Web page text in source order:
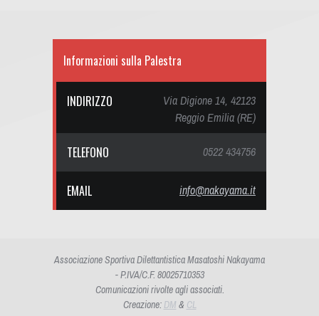
Informazioni sulla Palestra
INDIRIZZO
Via Digione 14, 42123
Reggio Emilia (RE)
TELEFONO 0522 434756
EMAIL info@nakayama.it
Associazione Sportiva Dilettantistica Masatoshi Nakayama
- P.IVA/C.F. 80025710353
Comunicazioni rivolte agli associati.
Creazione: DM & CL